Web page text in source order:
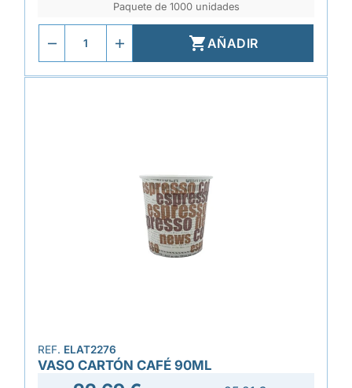
Paquete de 1000 unidades
AÑADIR
REF. ELAT2276
VASO CARTÓN CAFÉ 90ML